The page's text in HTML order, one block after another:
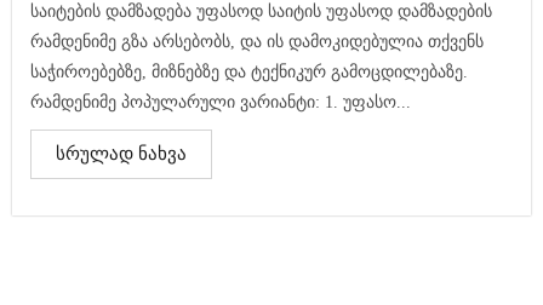
საიტების დამზადება უფასოდ საიტის უფასოდ დამზადების
რამდენიმე გზა არსებობს, და ის დამოკიდებულია თქვენს
საჭიროებებზე, მიზნებზე და ტექნიკურ გამოცდილებაზე.
რამდენიმე პოპულარული ვარიანტი: 1. უფასო...
სრულად ნახვა